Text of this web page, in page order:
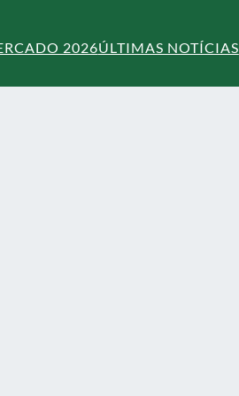
2026ÚLTIMAS NOTÍCIAS